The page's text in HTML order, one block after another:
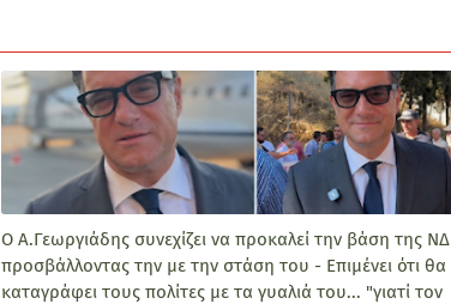
Ο Α.Γεωργιάδης συνεχίζει να προκαλεί την βάση της ΝΔ
προσβάλλοντας την με την στάση του - Επιμένει ότι θα
καταγράφει τους πολίτες με τα γυαλιά του... "γιατί τον